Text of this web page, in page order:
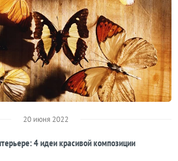
20 июня 2022
4 идеи красивой композиции